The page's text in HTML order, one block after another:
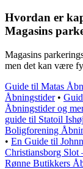
Hvordan er
Magasins
Magasins
men det kan være
Guide til Matas
Åbningstider•
Åbningstider og
guide til Statoil
Boligforening
• En Guide til
Christiansborg
Rønne Butikkers